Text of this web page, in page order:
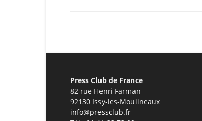
Press Club de France
82 rue Henri Farman
92130 Issy-les-Moulineaux
info@pressclub.fr